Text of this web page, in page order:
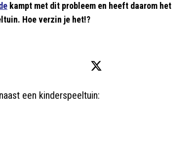
kampt met dit probleem en heeft daarom het
Hoe verzin je het!?
een kinderspeeltuin: